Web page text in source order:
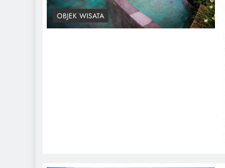
OBJEK WISATA